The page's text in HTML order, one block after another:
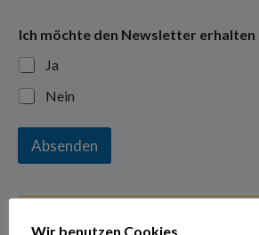
Ich möchte den Newsletter erhalten
Ja
Nein
Absenden
Wir benutzen Cookies